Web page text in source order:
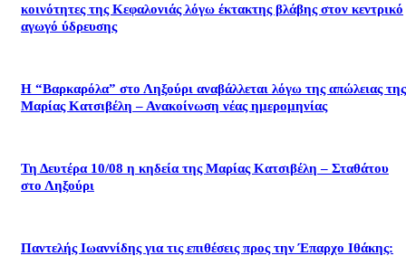
κοινότητες της Κεφαλονιάς λόγω έκτακτης βλάβης στον κεντρικό
αγωγό ύδρευσης
Η “Βαρκαρόλα” στο Ληξούρι αναβάλλεται λόγω της απώλειας της
Μαρίας Κατσιβέλη – Ανακοίνωση νέας ημερομηνίας
Τη Δευτέρα 10/08 η κηδεία της Μαρίας Κατσιβέλη – Σταθάτου
στο Ληξούρι
​Παντελής Ιωαννίδης για τις επιθέσεις προς την Έπαρχο Ιθάκης: